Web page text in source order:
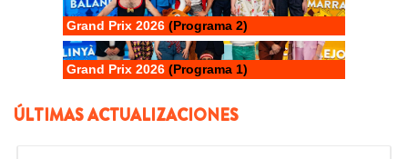
Grand Prix 2026 (Programa 2)
Grand Prix 2026 (Programa 1)
ÚLTIMAS ACTUALIZACIONES